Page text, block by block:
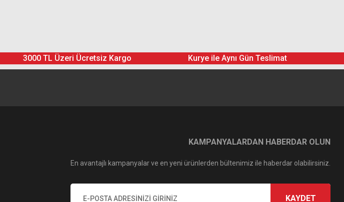
3000 TL Üzeri Ücretsiz Kargo Kurye ile Aynı Gün Teslimat
KAMPANYALARDAN HABERDAR OLUN
En avantajlı kampanyalar ve en yeni ürünlerden bültenimiz ile haberdar olabilirsiniz.
KAYDET